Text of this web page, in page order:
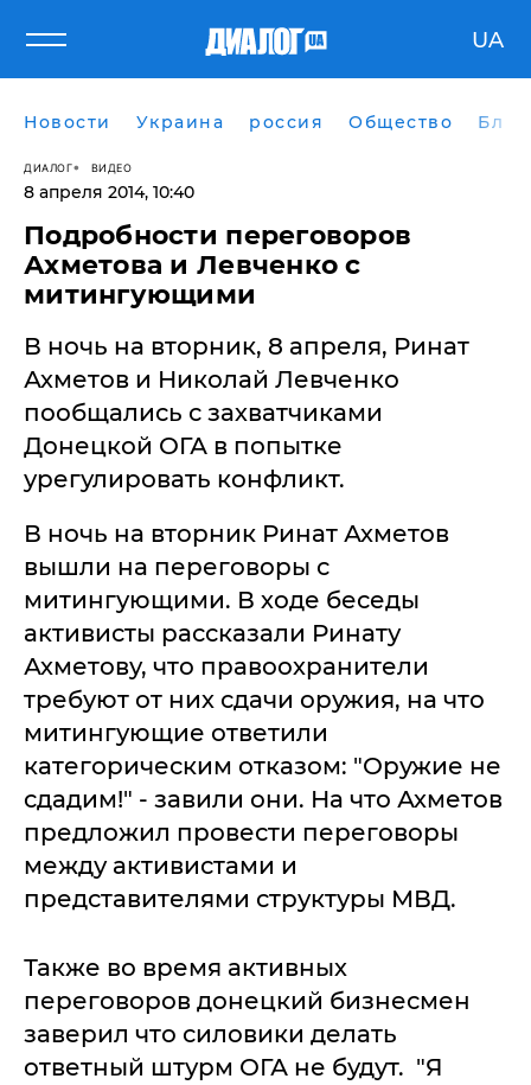
UA
Новости Украина россия Общество
ДИАЛОГ ВИДЕО
8 апреля 2014, 10:40
Подробности переговоров
Ахметова и Левченко с
митингующими
В ночь на вторник, 8 апреля, Ринат
Ахметов и Николай Левченко
пообщались с захватчиками
Донецкой ОГА в попытке
урегулировать конфликт.
В ночь на вторник Ринат Ахметов
вышли на переговоры с
митингующими. В ходе беседы
активисты рассказали Ринату
Ахметову, что правоохранители
требуют от них сдачи оружия, на что
митингующие ответили
категорическим отказом: "Оружие не
сдадим!" - завили они. На что Ахметов
предложил провести переговоры
между активистами и
представителями структуры МВД.
Также во время активных
переговоров донецкий бизнесмен
заверил что силовики делать
ответный штурм ОГА не будут. "Я